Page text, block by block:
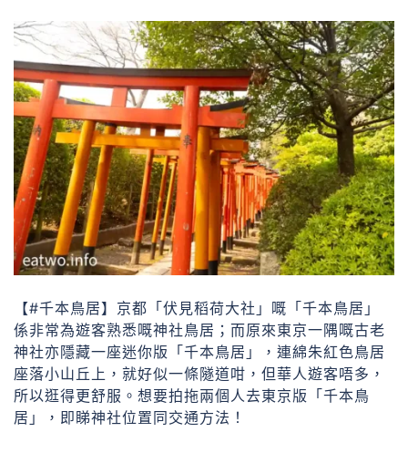
【#千本鳥居】京都「伏見稻荷大社」嘅「千本鳥居」
係非常為遊客熟悉嘅神社鳥居；而原來東京一隅嘅古老
神社亦隱藏一座迷你版「千本鳥居」，連綿朱紅色鳥居
座落小山丘上，就好似一條隧道咁，但華人遊客唔多，
所以逛得更舒服。想要拍拖兩個人去東京版「千本鳥
居」，即睇神社位置同交通方法！